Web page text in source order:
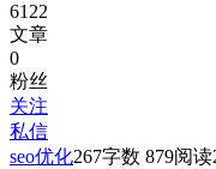
6122
文章
0
粉丝
关注
私信
seo优化267字数 879阅读